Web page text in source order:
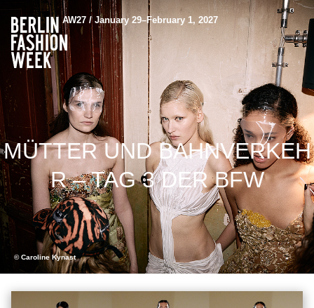
AW27 / January 29–February 1, 2027
MÜTTER UND BAHNVERKEH
R – TAG 3 DER BFW
© Caroline Kynast